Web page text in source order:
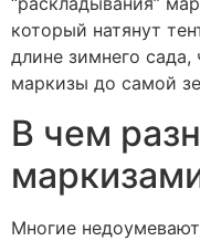
который натянут
длине зимнего сада,
маркизы до самой
В чем
Многие